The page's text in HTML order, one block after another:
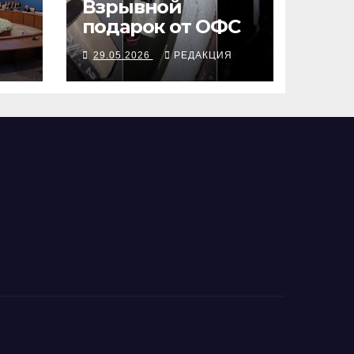
Взрывной
подарок от ОФС
29.05.2026 РЕДАКЦИЯ